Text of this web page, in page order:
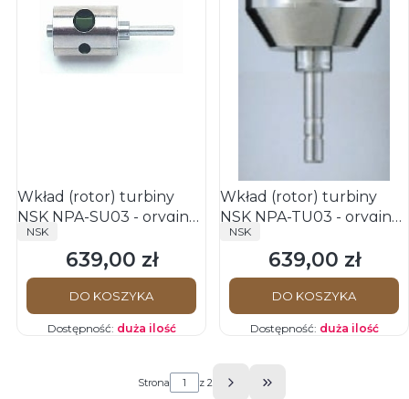
Wkład (rotor) turbiny
NSK NPA-SU03 - oryginał
NSK PANA AIR
PRODUCENT
NSK
Cena
639,00 zł
DO KOSZYKA
Dostępność: duża ilość
Wkład (rotor) turbiny
NSK NPA-TU03 - oryginał
NSK PANA AIR Torque
PRODUCENT
NSK
Cena
639,00 zł
DO KOSZYKA
Dostępność: duża ilość
Strona z 2
Przejdź do ostatniej